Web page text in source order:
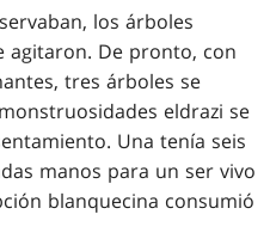
los árboles
agitaron. De pronto, con
tres árboles se
eldrazi se
Una tenía seis
manos para un ser vivo
blanquecina consumió